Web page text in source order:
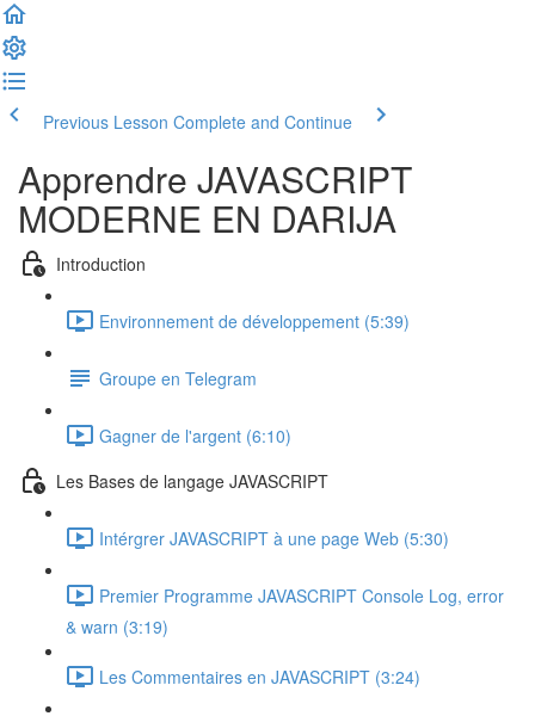
Previous Lesson Complete and Continue
Apprendre JAVASCRIPT
MODERNE EN DARIJA
Introduction
Environnement de développement (5:39)
Groupe en Telegram
Gagner de l'argent (6:10)
Les Bases de langage JAVASCRIPT
Intérgrer JAVASCRIPT à une page Web (5:30)
Premier Programme JAVASCRIPT Console Log, error
& warn (3:19)
Les Commentaires en JAVASCRIPT (3:24)